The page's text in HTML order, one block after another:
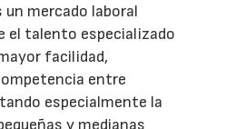
un mercado laboral
el talento especializado
facilidad,
entre
especialmente la
y medianas